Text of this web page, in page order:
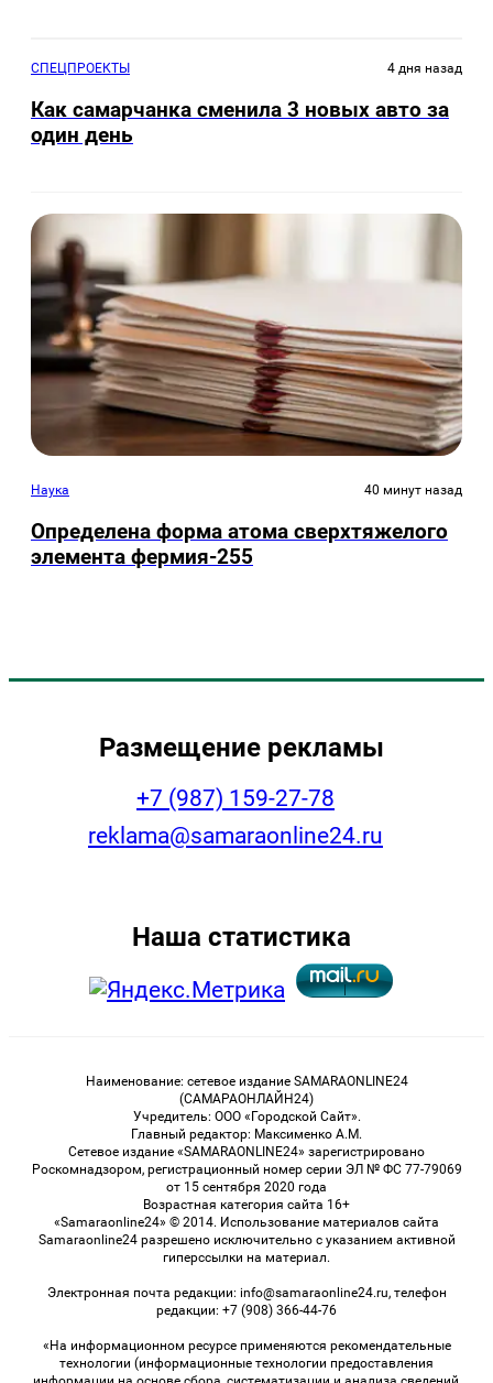
СПЕЦПРОЕКТЫ 4 дня назад
Как самарчанка сменила 3 новых авто за
один день
Наука 40 минут назад
Определена форма атома сверхтяжелого
элемента фермия-255
Размещение рекламы
+7 (987) 159-27-78
reklama@samaraonline24.ru
Наша статистика
Наименование: сетевое издание SAMARAONLINE24
(САМАРАОНЛАЙН24)
Учредитель: ООО «Городской Сайт».
Главный редактор: Максименко А.М.
Сетевое издание «SAMARAONLINE24» зарегистрировано
Роскомнадзором, регистрационный номер серии ЭЛ № ФС 77-79069
от 15 сентября 2020 года
Возрастная категория сайта 16+
«Samaraonline24» © 2014. Использование материалов сайта
Samaraonline24 разрешено исключительно с указанием активной
гиперссылки на материал.
Электронная почта редакции: info@samaraonline24.ru, телефон
редакции: +7 (908) 366-44-76
«На информационном ресурсе применяются рекомендательные
технологии (информационные технологии предоставления